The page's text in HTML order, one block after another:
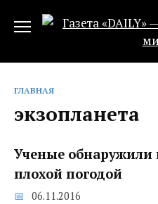
ГЛАВНАЯ
экзопланета
Ученые обнаружили
плохой погодой
06.11.2016